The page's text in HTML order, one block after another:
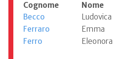
Cognome Nome
Becco
Ludovica
Ferraro
Emma
Ferro
Eleonora